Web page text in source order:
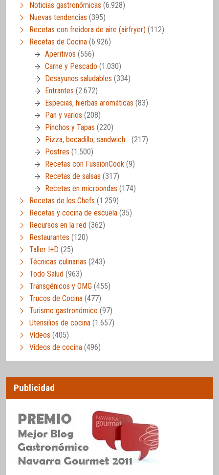
Noticias gastronómicas (6.928)
Nuevas tendencias (395)
Recetas con freidora de aire (airfryer) (112)
Recetas de Cocina (6.926)
Aperitivos (556)
Carne y Pescado (1.030)
Desayunos saludables (334)
Entrantes (2.672)
Especias, hierbas aromáticas (83)
Pan y varios (208)
Pinchos y Tapas (220)
Pizza, bocadillo, sandwich… (217)
Postres (1.500)
Recetas con FussionCook (9)
Recetas de salsas (317)
Recetas en microondas (174)
Recetas de los Chefs (1.259)
Recetas y cocina de escuela (35)
Recursos en la red (362)
Restaurantes (120)
Taller I+D (25)
Técnicas culinarias (243)
Todo Salud (963)
Transgénicos y OMG (455)
Trucos de Cocina (477)
Turismo gastronómico (97)
Utensilios de cocina (1.657)
Vídeos (405)
Vídeos de cocina (496)
Publicidad